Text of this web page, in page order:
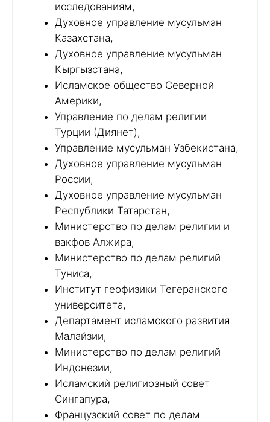
исследованиям,
Духовное управление мусульман
Казахстана,
Духовное управление мусульман
Кыргызстана,
Исламское общество Северной
Америки,
Управление по делам религии
Турции (Диянет),
Управление мусульман Узбекистана,
Духовное управление мусульман
России,
Духовное управление мусульман
Республики Татарстан,
Министерство по делам религии и
вакфов Алжира,
Министерство по делам религий
Туниса,
Институт геофизики Тегеранского
университета,
Департамент исламского развития
Малайзии,
Министерство по делам религий
Индонезии,
Исламский религиозный совет
Сингапура,
Французский совет по делам